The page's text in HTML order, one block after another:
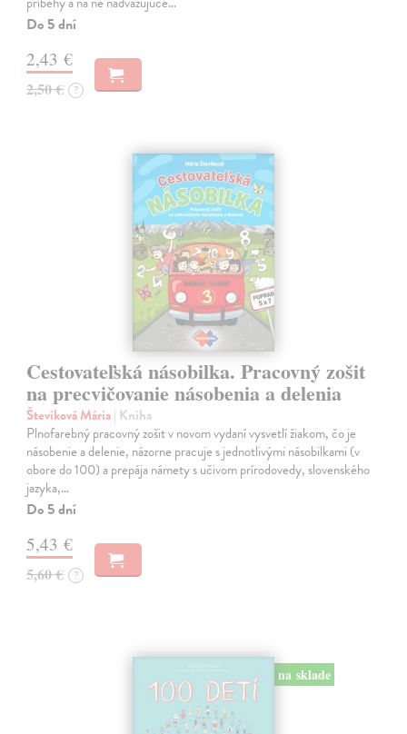
Do 5 dní
2,43 €
2,50 € ?
Cestovateľská násobilka. Pracovný zošit
na precvičovanie násobenia a delenia
Števíková Mária| Kniha
Plnofarebný pracovný zošit v novom vydaní vysvetlí žiakom, čo je
násobenie a delenie, názorne pracuje s jednotlivými násobilkami (v
obore do 100) a prepája námety s učivom prírodovedy, slovenského
jazyka,…
Do 5 dní
5,43 €
5,60 € ?
na sklade